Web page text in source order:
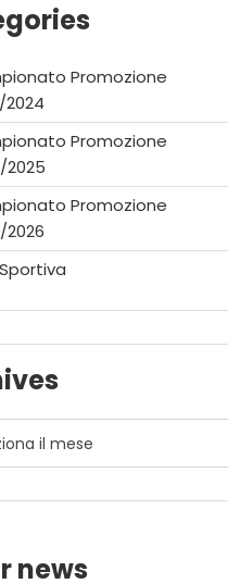
Promozione
2024
Promozione
2025
Promozione
2026
il mese
news